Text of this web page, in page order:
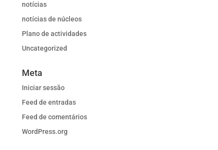
notícias
notícias de núcleos
Plano de actividades
Uncategorized
Meta
Iniciar sessão
Feed de entradas
Feed de comentários
WordPress.org